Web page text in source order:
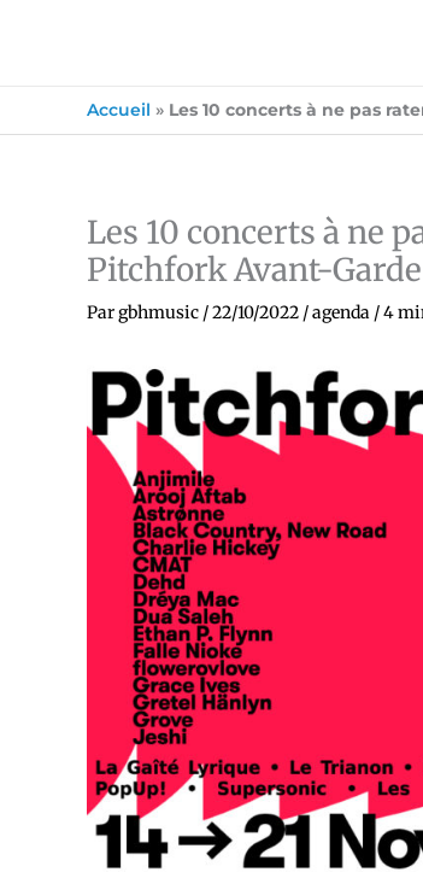
Accueil » Les 10 concerts à ne pas
Les 10 concerts à ne
Pitchfork Avant-
Pargbhmusic /22/10/2022 /agenda /4